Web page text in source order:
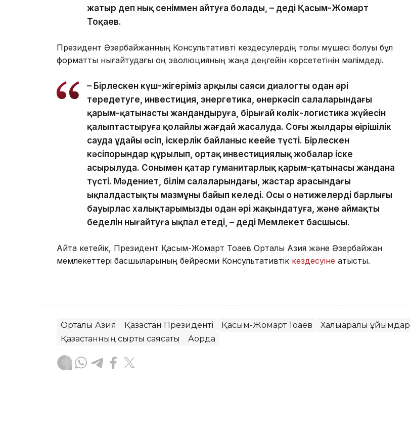
жатыр деп нық сеніммен айтуға болады, – деді Қасым-Жомарт
Тоқаев.
Президент Әзербайжанның Консультативті кездесулердің толық мүшесі болуы бұл
форматты нығайтудағы оң эволюцияның жаңа деңгейін көрсететінін мәлімдеді.
– Бірлескен күш-жігеріміз арқылы саяси диалогты одан әрі
тереңдетуге, инвестиция, энергетика, өнеркәсіп салаларындағы
қарым-қатынасты жандандыруға, бірыңғай көлік-логистика жүйесін
қалыптастыруға қолайлы жағдай жасалуда. Соңғы жылдары өңірішілік
сауда ұдайы өсіп, іскерлік байланыс кеңейе түсті. Бірлескен
кәсіпорындар құрылып, ортақ инвестициялық жобалар іске
асырылуда. Сонымен қатар гуманитарлық қарым-қатынасы жандана
түсті. Мәдениет, білім салаларындағы, жастар арасындағы
ықпалдастықтың мазмұны байып келеді. Осы оң нәтижелердің барлығы
бауырлас халықтарымызды одан әрі жақындатуға, және аймақтың
беделін нығайтуға ықпал етеді, – деді Мемлекет басшысы.
Айта кетейік, Президент Қасым-Жомарт Тоқаев Орталық Азия және Әзербайжан
мемлекеттері басшыларының бейресми Консультативтік кездесуіне қатысты.
Орталық Азия Қазақстан Президенті Қасым-Жомарт Тоқаев
Халықаралық ұйымдар
Қазақстанның сыртқы саясаты
Ақорда